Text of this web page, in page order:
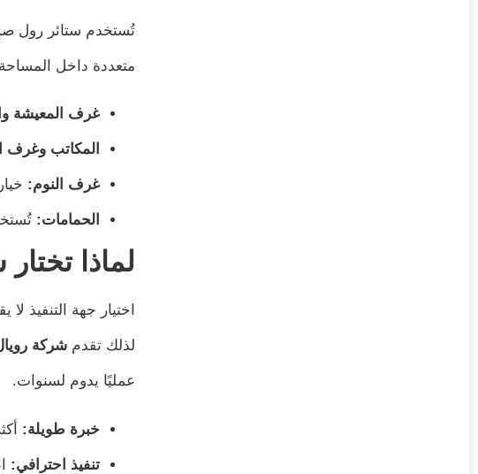
تُستخدم ستائر رول صن
متعددة داخل
غرف المعيشة
المكاتب وغرف
غرف النوم:
الحمامات:
لماذا
اختيار جهة التنفيذ
لذلك تقدم شركة
عمليًا يدوم لسنوات.
خبرة طويلة: أكثر من 25 عامًا في تنفيذ
تنفيذ احترافي: